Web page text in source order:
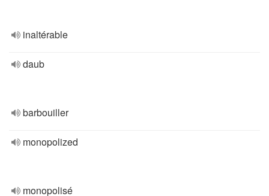
inaltérable
daub
barbouiller
monopolized
monopolisé